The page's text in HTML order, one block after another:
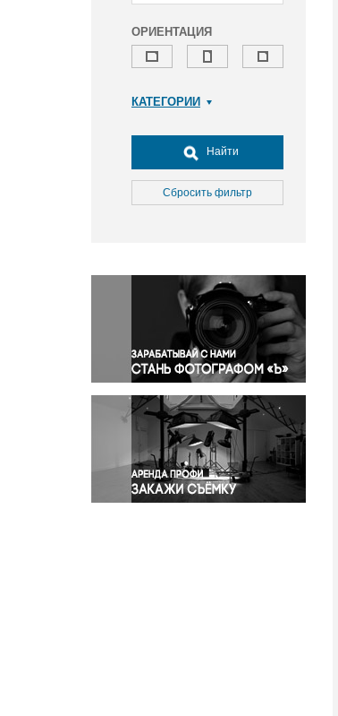
ОРИЕНТАЦИЯ
КАТЕГОРИИ
Досуг, туризм и отдых
Культура
Медицина
Окружающая среда
Политика
Правосудие
Происшествия и конфликты
Религия
Светская жизнь
Спорт
Экология
Экономика и бизнес
Найти
Сбросить фильтр